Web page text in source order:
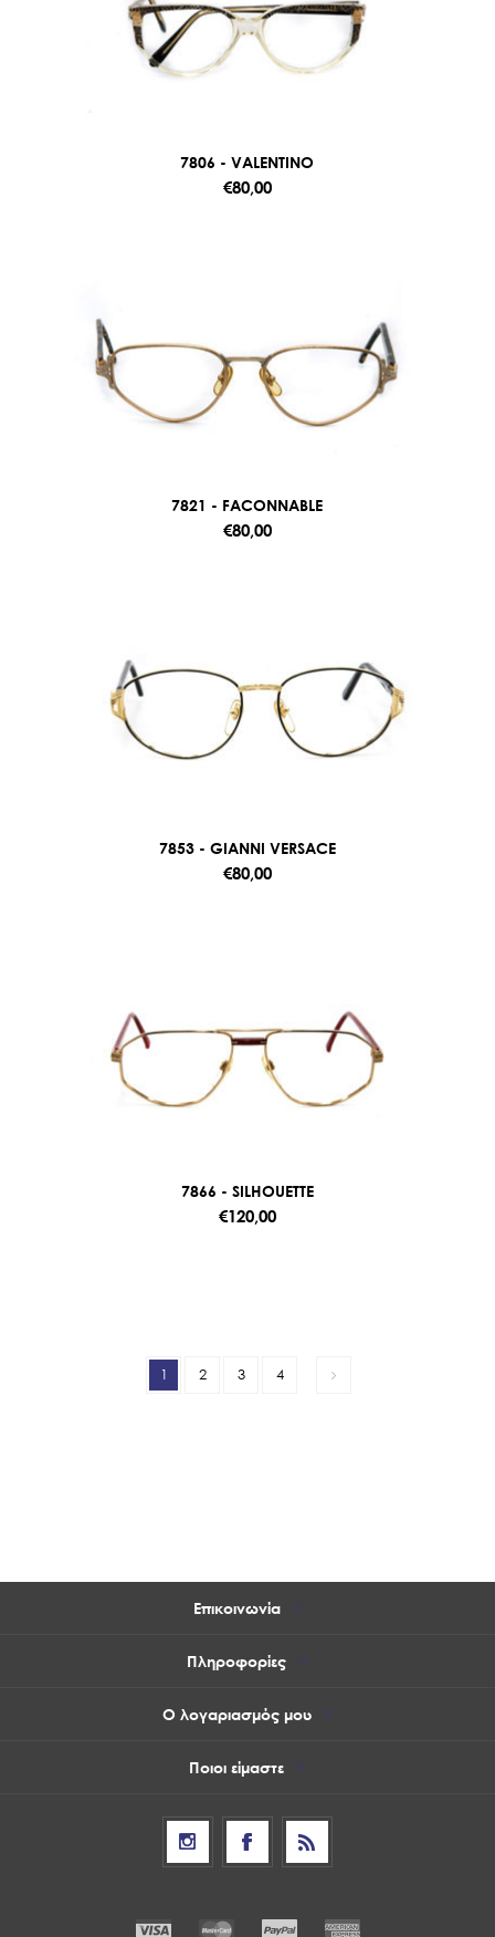
7806 - VALENTINO
€80,00
7821 - FACONNABLE
€80,00
7853 - GIANNI VERSACE
€80,00
7866 - SILHOUETTE
€120,00
1 2 3 4
Επικοινωνία
Πληροφορίες
Ο λογαριασμός μου
Ποιοι είμαστε